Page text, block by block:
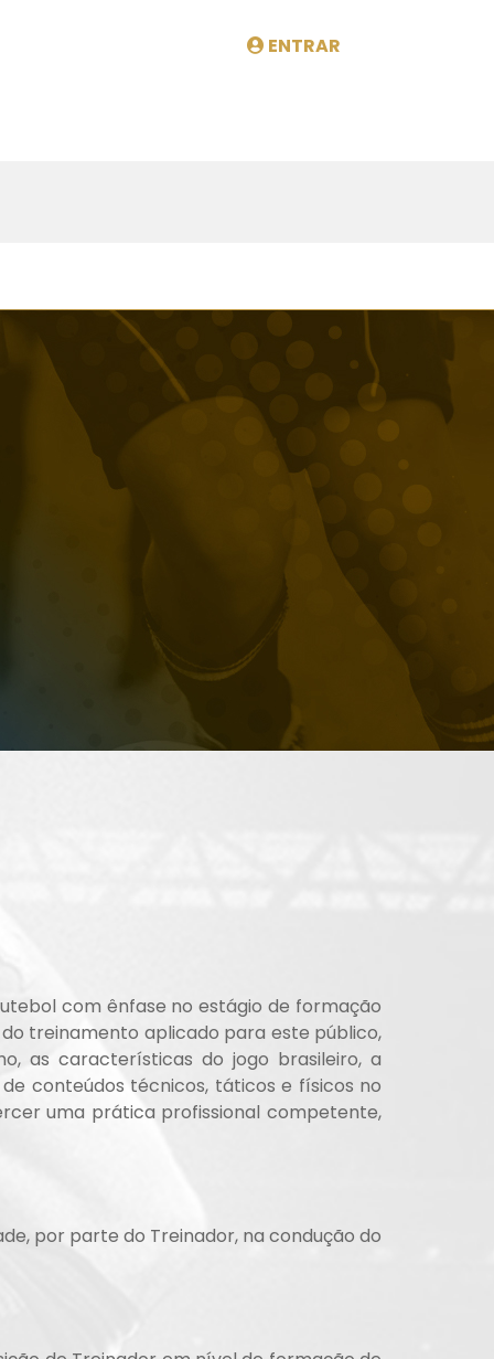
ENTRAR
com ênfase no estágio de formação
treinamento aplicado para este público,
as características do jogo brasileiro, a
conteúdos técnicos, táticos e físicos no
uma prática profissional competente,
por parte do Treinador, na condução do